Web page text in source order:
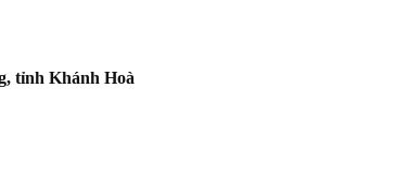
tỉnh Khánh Hoà